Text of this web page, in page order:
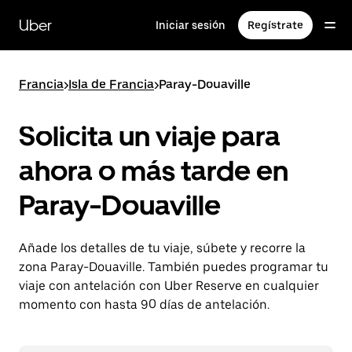
contenido
principal
Uber Iniciar sesión Regístrate
Francia>Isla de Francia>Paray-Douaville
Solicita un viaje para
ahora o más tarde en
Paray-Douaville
Añade los detalles de tu viaje, súbete y recorre la
zona Paray-Douaville. También puedes programar tu
viaje con antelación con Uber Reserve en cualquier
momento con hasta 90 días de antelación.